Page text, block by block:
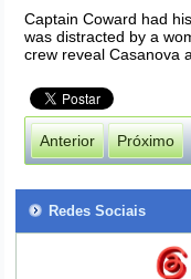
Captain Coward had
was distracted by a
crew reveal Casanova
Anterior Próximo
Redes Sociais